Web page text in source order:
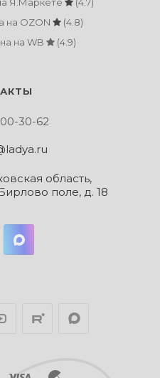
на OZON
(4.8)
на WB
(4.9)
30-62
область,
поле, д. 18